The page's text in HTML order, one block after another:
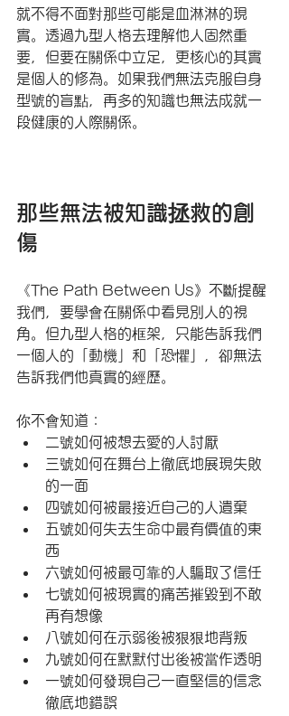
就不得不面對那些可能是血淋淋的現
實。透過九型人格去理解他人固然重
要，但要在關係中立足，更核心的其實
是個人的修為。如果我們無法克服自身
型號的盲點，再多的知識也無法成就一
段健康的人際關係。
那些無法被知識拯救的創
傷
《The Path Between Us》不斷提醒
我們，要學會在關係中看見別人的視
角。但九型人格的框架，只能告訴我們
一個人的「動機」和「恐懼」，卻無法
告訴我們他真實的經歷。
你不會知道：
二號如何被想去愛的人討厭
三號如何在舞台上徹底地展現失敗
的一面
四號如何被最接近自己的人遺棄
五號如何失去生命中最有價值的東
西
六號如何被最可靠的人騙取了信任
七號如何被現實的痛苦摧毀到不敢
再有想像
八號如何在示弱後被狠狠地背叛
九號如何在默默付出後被當作透明
一號如何發現自己一直堅信的信念
徹底地錯誤